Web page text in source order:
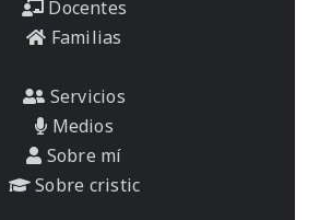
Docentes
Familias
Servicios
Medios
Sobre mí
Sobre cristic